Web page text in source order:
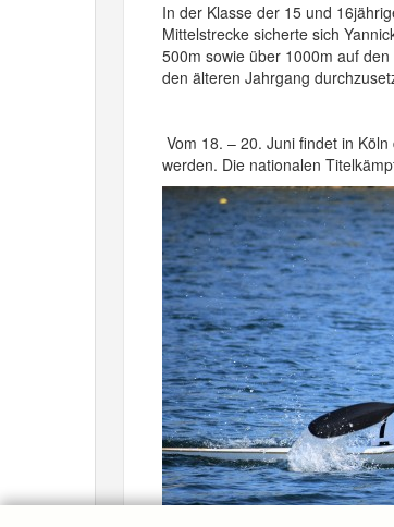
In der Klasse der 15 und
Mittelstrecke sicherte sich
500m sowie über 1000m auf
den älteren Jahrgang
Vom 18. – 20. Juni findet in
werden. Die nationalen